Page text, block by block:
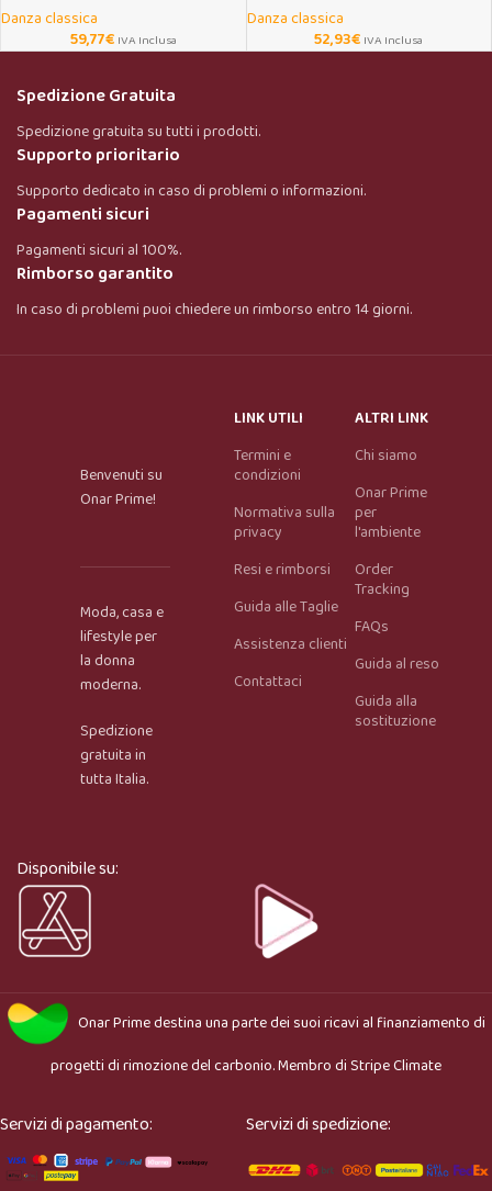
Onar AI Assistant
Danza classica
59,77€ IVA Inclusa
Danza classica
52,93€ IVA Inclusa
Spedizione Gratuita
Spedizione gratuita su tutti i prodotti.
Supporto prioritario
Supporto dedicato in caso di problemi o informazioni.
Pagamenti sicuri
Pagamenti sicuri al 100%.
Rimborso garantito
In caso di problemi puoi chiedere un rimborso entro 14 giorni.
Benvenuti su
Onar Prime!
Moda, casa e
lifestyle per
la donna
moderna.
Spedizione
gratuita in
tutta Italia.
LINK UTILI
Termini e
condizioni
Normativa sulla
privacy
Resi e rimborsi
Guida alle Taglie
Assistenza clienti
Contattaci
ALTRI LINK
Chi siamo
Onar Prime
per
l'ambiente
Order
Tracking
FAQs
Guida al reso
Guida alla
sostituzione
Disponibile su:
Onar Primedestina una parte dei suoi ricavi al finanziamento di
progetti di rimozione del carbonio. Membro diStripe Climate
Servizi di pagamento: Servizi di spedizione: